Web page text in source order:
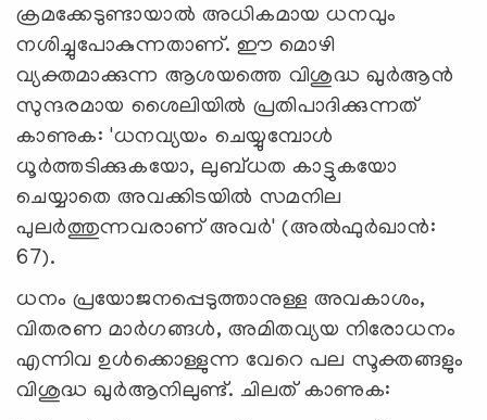
ക്രമക്കേടുണ്ടായാല്‍ അധികമായ ധനവും
നശിച്ചുപോകുന്നതാണ്. ഈ മൊഴി
വ്യക്തമാക്കുന്ന ആശയത്തെ വിശുദ്ധ ഖുര്‍ആന്‍
സുന്ദരമായ ശൈലിയില്‍ പ്രതിപാദിക്കുന്നത്
കാണുക: 'ധനവ്യയം ചെയ്യുമ്പോള്‍
ധൂര്‍ത്തടിക്കുകയോ, ലുബ്ധത കാട്ടുകയോ
ചെയ്യാതെ അവക്കിടയില്‍ സമനില
പുലര്‍ത്തുന്നവരാണ് അവര്‍' (അല്‍ഫുര്‍ഖാന്‍:
67).
ധനം പ്രയോജനപ്പെടുത്താനുള്ള അവകാശം,
വിതരണ മാര്‍ഗങ്ങള്‍, അമിതവ്യയ നിരോധനം
എന്നിവ ഉള്‍ക്കൊള്ളുന്ന വേറെ പല സൂക്തങ്ങളും
വിശുദ്ധ ഖുര്‍ആനിലുണ്ട്. ചിലത് കാണുക: